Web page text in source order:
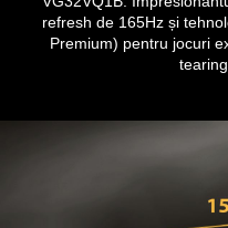
refresh de 165Hz și
Premium) pentru jocuri